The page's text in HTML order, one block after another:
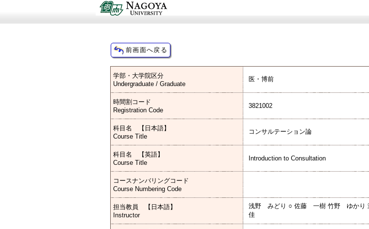
学部・大学院区分
Undergraduate / Graduate
医・博前
時間割コード
Registration Code
3821002
科目名 【日本語】
Course Title
コンサルテーション論
科目名 【英語】
Course Title
Introduction to Consultation
コースナンバリングコード
Course Numbering Code
担当教員 【日本語】
Instructor
浅野 みどり ○ 佐藤 一樹 竹野 ゆか
佳